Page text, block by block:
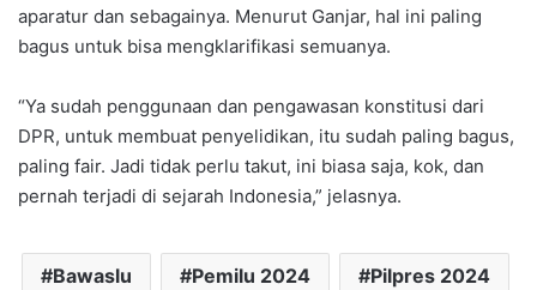
aparatur dan sebagainya. Menurut Ganjar, hal ini paling
bagus untuk bisa mengklarifikasi semuanya.
“Ya sudah penggunaan dan pengawasan konstitusi dari
DPR, untuk membuat penyelidikan, itu sudah paling bagus,
paling fair. Jadi tidak perlu takut, ini biasa saja, kok, dan
pernah terjadi di sejarah Indonesia,” jelasnya.
Bawaslu Pemilu 2024 Pilpres 2024